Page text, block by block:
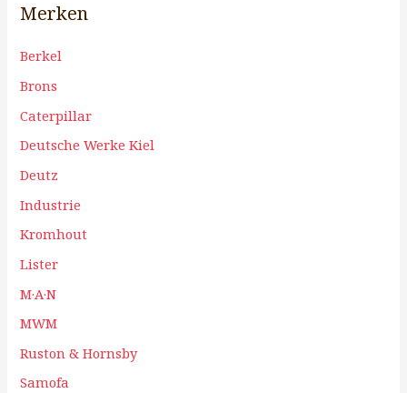
Merken
Berkel
Brons
Caterpillar
Deutsche Werke Kiel
Deutz
Industrie
Kromhout
Lister
M·A·N
MWM
Ruston & Hornsby
Samofa